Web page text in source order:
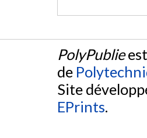
PolyPublie
de
Site
EPrints.